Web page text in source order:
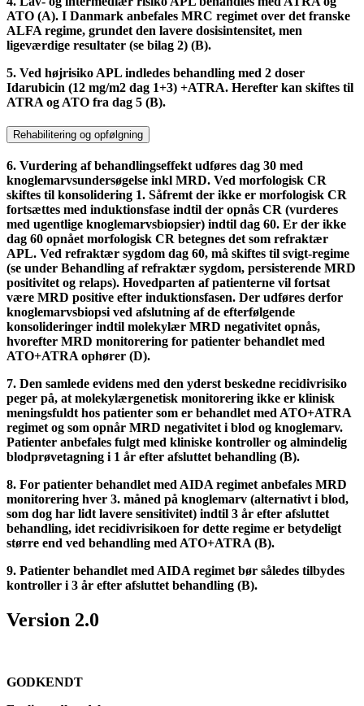
ATO (A). I Danmark anbefales MRC regimet over det franske
ALFA regime, grundet den lavere dosisintensitet, men
ligeværdige resultater (se bilag 2) (B).
5. Ved højrisiko APL indledes behandling med 2 doser
Idarubicin (12 mg/m2 dag 1+3) +ATRA. Herefter kan skiftes til
ATRA og ATO fra dag 5 (B).
Rehabilitering og opfølgning
6. Vurdering af behandlingseffekt udføres dag 30 med
knoglemarvsundersøgelse inkl MRD. Ved morfologisk CR
skiftes til konsolidering 1. Såfremt der ikke er morfologisk CR
fortsættes med induktionsfase indtil der opnås CR (vurderes
med ugentlige knoglemarvsbiopsier) indtil dag 60. Er der ikke
dag 60 opnået morfologisk CR betegnes det som refraktær
APL. Ved refraktær sygdom dag 60, må skiftes til svigt-regime
(se under Behandling af refraktær sygdom, persisterende MRD
positivitet og relaps). Hovedparten af patienterne vil fortsat
være MRD positive efter induktionsfasen. Der udføres derfor
knoglemarvsbiopsi ved afslutning af de efterfølgende
konsolideringer indtil molekylær MRD negativitet opnås,
hvorefter MRD monitorering for patienter behandlet med
ATO+ATRA ophører (D).
7. Den samlede evidens med den yderst beskedne recidivrisiko
peger på, at molekylærgenetisk monitorering ikke er klinisk
meningsfuldt hos patienter som er behandlet med ATO+ATRA
regimet og som opnår MRD negativitet i blod og knoglemarv.
Patienter anbefales fulgt med kliniske kontroller og almindelig
blodprøvetagning i 1 år efter afsluttet behandling (B).
8. For patienter behandlet med AIDA regimet anbefales MRD
monitorering hver 3. måned på knoglemarv (alternativt i blod,
som dog har lidt lavere sensitivitet) indtil 3 år efter afsluttet
behandling, idet recidivrisikoen for dette regime er betydeligt
større end ved behandling med ATO+ATRA (B).
9. Patienter behandlet med AIDA regimet bør således tilbydes
kontroller i 3 år efter afsluttet behandling (B).
Version 2.0
GODKENDT